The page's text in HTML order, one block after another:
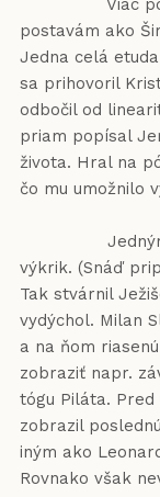
Viac
postavám ako
Jedna celá
sa prihovoril
odbočil od
priam popísal
života. Hral na
čo mu umožnilo
Jedným z
výkrik. (Snáď
Tak stvárnil
vydýchol. Milan
a na ňom
zobraziť napr.
tógu Piláta.
zobrazil
iným ako
Rovnako však